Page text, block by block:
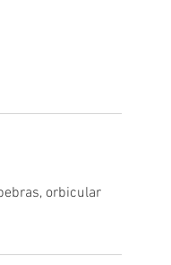
orbicular